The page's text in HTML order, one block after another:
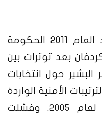
وتقاتل الحركة الشعبية منذ العام 2011 الحكومة
بعد توترات بين
حول انتخابات
الأمنية الواردة
في اتفاق السلام الشامل لعام 2005. وفشلت